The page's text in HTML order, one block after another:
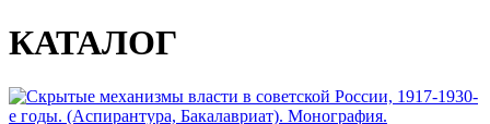
КАТАЛОГ